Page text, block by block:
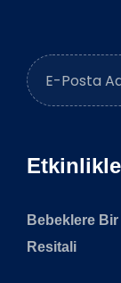
Bebeklere
Resitali